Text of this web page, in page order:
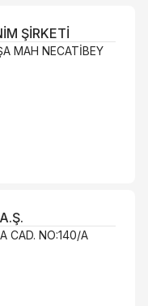
ŞİRKETİ
MAH NECATİBEY
CAD. NO:140/A